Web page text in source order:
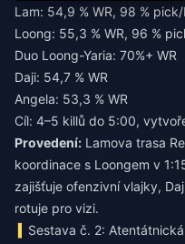
Lam: 54,9 % WR, 98 %
Loong: 55,3 % WR, 96 %
Duo Loong-Yaria: 70%+ WR
Daji: 54,7 % WR
Angela: 53,3 % WR
Cíl: 4–5 killů do 5:00,
Provedení: Lamova trasa
koordinace s Loongem v
zajišťuje ofenzivní vlajky,
rotuje pro vizi.
Sestava č. 2: